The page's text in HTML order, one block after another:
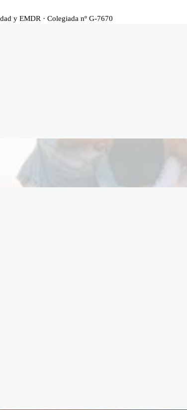
y EMDR · Colegiada nº G-7670